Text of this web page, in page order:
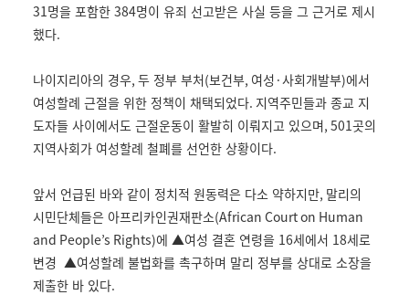
31 명을 포함한 384명이 유죄 선고받은 사실 등을 그 근거로 제시
했다.
나이지리아의 경우, 두 정부 부처(보건부, 여성 ·사회개발부)에서
여성할례 근절을 위한 정책이 채택되었다. 지역주민들과 종교 지
도자들 사이에서도 근절운동이 활발히 이뤄지고 있으며, 501곳의
지역사회가 여성할례 철폐를 선언한 상황이다.
앞서 언급된 바와 같이 정치적 원동력은 다소 약하지만, 말리의
시민단체들은 아프리카인권재판소(African Court on Human
and People’s Rights)에 ▲여성 결혼 연령을 16세에서 18세로
변경 ▲여성할례 불법화를 촉구하며 말리 정부를 상대로 소장을
제출한 바 있다.